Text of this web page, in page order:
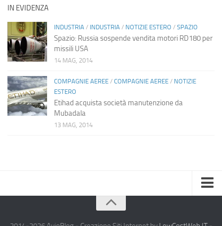
IN EVIDENZA
INDUSTRIA / INDUSTRIA / NOTIZIE ESTERO / SPAZIO
Spazio: Russia sospende vendita motori RD180 per
missili USA
14 MAG, 2014
COMPAGNIE AEREE / COMPAGNIE AEREE / NOTIZIE
ESTERO
Etihad acquista società manutenzione da
Mubadala
13 MAG, 2014
Chi Siamo